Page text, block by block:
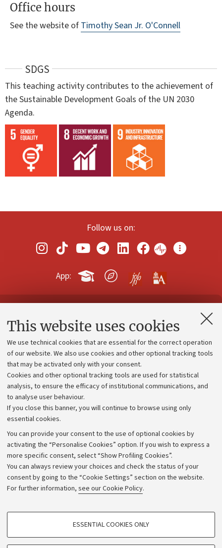
This website uses cookies
We use technical cookies that are essential for the correct operation
of our website. We also use cookies and other optional tracking tools
that may be activated only with your consent.
Cookies and other optional tracking tools are used for statistical
analysis, to ensure the efficacy of institutional communications, and
to analyse user behaviour.
If you close this banner, you will continue to browse using only
essential cookies.
You can provide your consent to the use of optional cookies by
activating the “Personalise Cookies” option. If you wish to express a
more specific consent, select “Show Profiling Cookies”.
You can always review your choices and check the status of your
consent by going to the “Cookie Settings” section on the website.
For further information, see our Cookie Policy.
PROFILING COOKIES - OPTIONAL
ESSENTIAL COOKIES ONLY
Office hours
See the website of Timothy Sean Jr. O'Connell
SDGS
This teaching activity contributes to the achievement of
the Sustainable Development Goals of the UN 2030
Agenda.
Follow us on:
App:
Contacts and certified e-mail (PEC)
Administrative divisions
Work with us
Alumni community
Strategic plan
University budgets
Calls and competitions
Transparent administration
Appeals lodged
Merchandising - UniboStore
Website and accessibility information
Accessibility statement
Privacy policy and legal notes